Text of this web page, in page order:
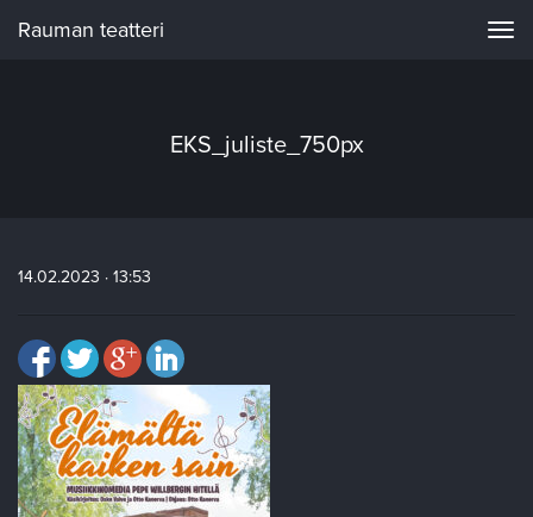
Rauman teatteri
EKS_juliste_750px
14.02.2023 · 13:53